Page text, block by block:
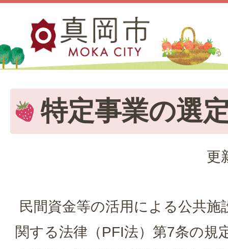
特定事業の選
更
民間資金等の活用による公共施
関する法律（PFI法）第7条の規